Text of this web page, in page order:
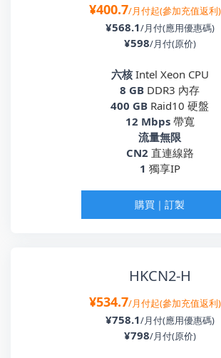
¥400.7/月付起(參加充值返利)
¥568.1/月付(應用優惠碼)
¥598/月付(原价)
六核Intel Xeon CPU
8 GB DDR3 內存
400 GB Raid10 硬盤
12 Mbps 帶寬
流量無限
CN2 直連線路
1 獨享IP
購買｜訂製
HKCN2-H
¥534.7/月付起(參加充值返利)
¥758.1/月付(應用優惠碼)
¥798/月付(原价)